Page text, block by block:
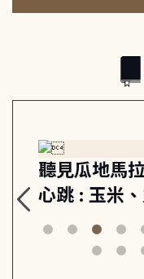
則,
重啟你的情
關 : 高壓人
爆炸指南,
減輕身心